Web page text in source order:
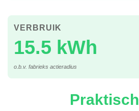
15.5 kWh
VERBRUIK
o.b.v. fabrieks actieradius
Praktisch